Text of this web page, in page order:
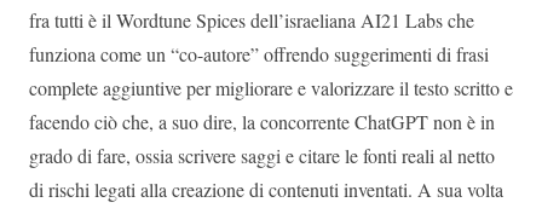
fra tutti è il Wordtune Spices dell’israeliana AI21 Labs che
funziona come un “co-autore” offrendo suggerimenti di frasi
complete aggiuntive per migliorare e valorizzare il testo scritto e
facendo ciò che, a suo dire, la concorrente ChatGPT non è in
grado di fare, ossia scrivere saggi e citare le fonti reali al netto
di rischi legati alla creazione di contenuti inventati. A sua volta